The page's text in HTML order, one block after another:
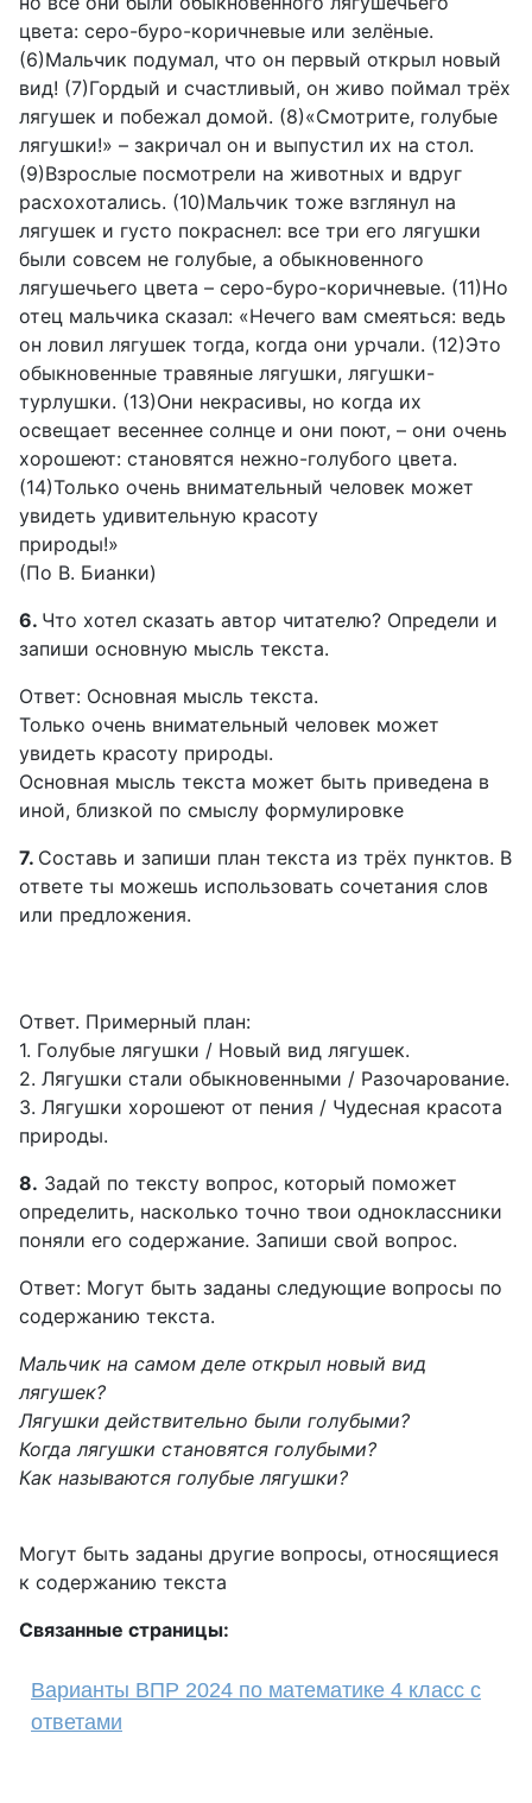
цвета: серо-буро-коричневые или зелёные.
(6)Мальчик подумал, что он первый открыл новый
вид! (7)Гордый и счастливый, он живо поймал трёх
лягушек и побежал домой. (8)«Смотрите, голубые
лягушки!» – закричал он и выпустил их на стол.
(9)Взрослые посмотрели на животных и вдруг
расхохотались. (10)Мальчик тоже взглянул на
лягушек и густо покраснел: все три его лягушки
были совсем не голубые, а обыкновенного
лягушечьего цвета – серо-буро-коричневые. (11)Но
отец мальчика сказал: «Нечего вам смеяться: ведь
он ловил лягушек тогда, когда они урчали. (12)Это
обыкновенные травяные лягушки, лягушки-
турлушки. (13)Они некрасивы, но когда их
освещает весеннее солнце и они поют, – они очень
хорошеют: становятся нежно-голубого цвета.
(14)Только очень внимательный человек может
увидеть удивительную красоту
природы!»
(По В. Бианки)
6. Что хотел сказать автор читателю? Определи и
запиши основную мысль текста.
Ответ: Основная мысль текста.
Только очень внимательный человек может
увидеть красоту природы.
Основная мысль текста может быть приведена в
иной, близкой по смыслу формулировке
7. Составь и запиши план текста из трёх пунктов. В
ответе ты можешь использовать сочетания слов
или предложения.
Ответ. Примерный план:
1. Голубые лягушки / Новый вид лягушек.
2. Лягушки стали обыкновенными / Разочарование.
3. Лягушки хорошеют от пения / Чудесная красота
природы.
8. Задай по тексту вопрос, который поможет
определить, насколько точно твои одноклассники
поняли его содержание. Запиши свой вопрос.
Ответ: Могут быть заданы следующие вопросы по
содержанию текста.
Мальчик на самом деле открыл новый вид
лягушек?
Лягушки действительно были голубыми?
Когда лягушки становятся голубыми?
Как называются голубые лягушки?
Могут быть заданы другие вопросы, относящиеся
к содержанию текста
Связанные страницы:
Варианты ВПР 2024 по математике 4 класс с
ответами